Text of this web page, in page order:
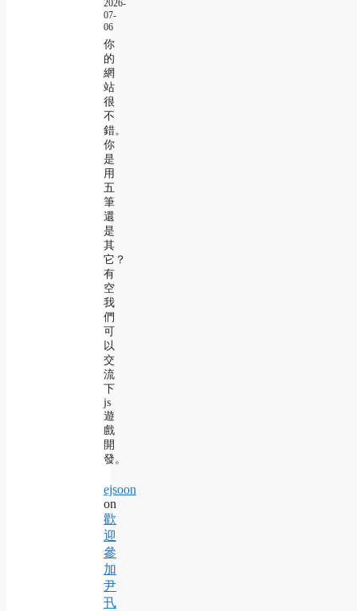
2026-
07-
06
你
的
網
站
很
不
錯。
你
是
用
五
筆
還
是
其
它？
有
空
我
們
可
以
交
流
下
js
遊
戲
開
發。
ejsoon
on
歡
迎
參
加
尹
卂